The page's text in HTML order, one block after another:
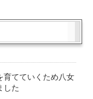
育てていくため八女
した